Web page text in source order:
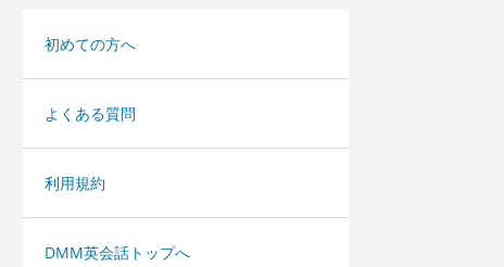
初めての方へ
よくある質問
利用規約
DMM英会話トップへ